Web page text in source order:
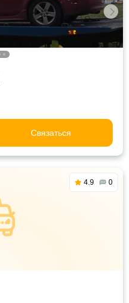
Связаться
4.9 0